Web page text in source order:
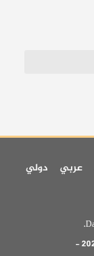
عربي
دولي